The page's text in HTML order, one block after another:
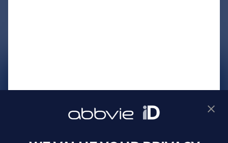
プライバシーポリシー